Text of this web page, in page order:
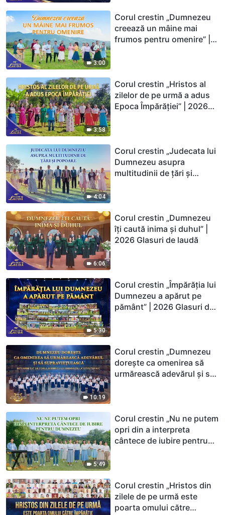
3:00
Corul crestin „Dumnezeu
creează un mâine mai
frumos pentru omenire” |
3:58
Corul crestin „Hristos al
zilelor de pe urmă a adus
Epoca Împărăției” | 2026
4:04
Corul crestin „Judecata lui
Dumnezeu asupra
multitudinii de țări și
6:06
Corul crestin „Dumnezeu
îți caută inima și duhul” |
2026 Glasuri de laudă
5:30
Corul crestin „Împărăția lui
Dumnezeu a apărut pe
pământ” | 2026 Glasuri de
10:19
Corul crestin „Dumnezeu
dorește ca omenirea să
urmărească adevărul și să
5:49
Corul crestin „Nu ne putem
opri din a interpreta
cântece de iubire pentru
Corul crestin „Hristos din
zilele de pe urmă este
poarta omului către